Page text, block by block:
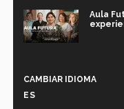
Aula
CAMBIAR IDIOMA
ES